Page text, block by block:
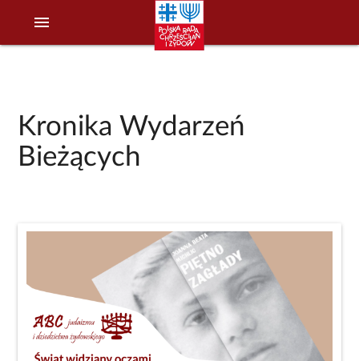
menu
Kronika Wydarzeń
Bieżących